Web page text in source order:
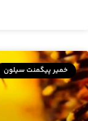
خمیر پیگمنت سیلون